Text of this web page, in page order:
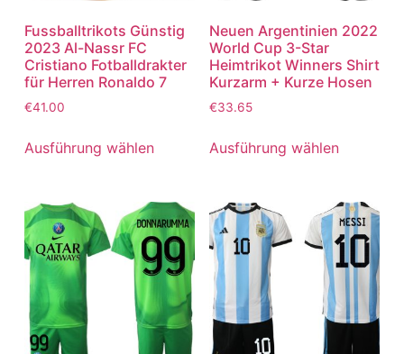
Fussballtrikots Günstig
2023 Al-Nassr FC
Cristiano Fotballdrakter
für Herren Ronaldo 7
€41.00
Ausführung wählen
Neuen Argentinien 2022
World Cup 3-Star
Heimtrikot Winners Shirt
Kurzarm + Kurze Hosen
€33.65
Ausführung wählen